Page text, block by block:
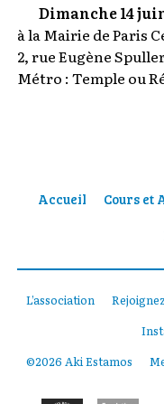
Dimanche 14
à la Mairie de Paris
2, rue Eugène
Métro : Temple ou
Accueil Cours et
L’association
©2026 Aki Estamos